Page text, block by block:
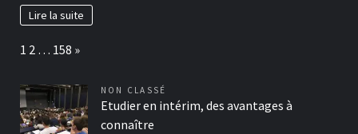
Lire la suite
Page:
1 2 … 158 Next
»
NON CLASSÉ
Etudier en intérim, des avantages à
connaître